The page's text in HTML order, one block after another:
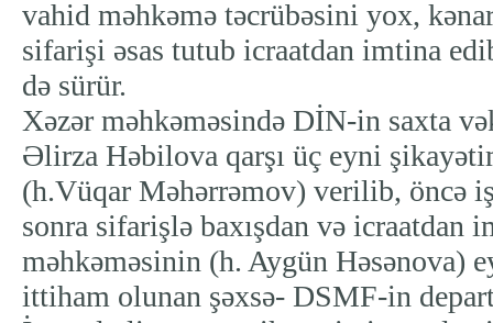
vahid məhkəmə təcrübəsini yox,
sifarişi əsas tutub icraatdan imtina
də sürür.
Xəzər məhkəməsində DİN-in saxta
Əlirza Həbilova qarşı üç eyni
(h.Vüqar Məhərrəmov) verilib, öncə
sonra sifarişlə baxışdan və icraatdan
məhkəməsinin (h. Aygün Həsənova)
ittiham olunan şəxsə- DSMF-in